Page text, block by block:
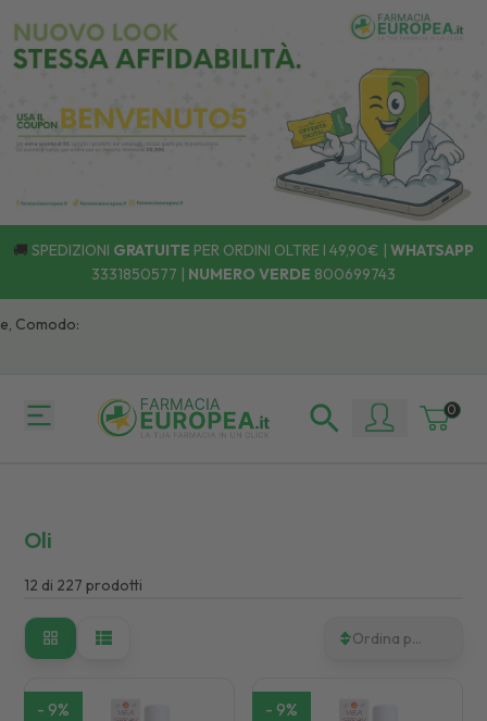
🚚 SPEDIZIONI GRATUITE PER ORDINI OLTRE I 49,90€ | WHATSAPP
3331850577 | NUMERO VERDE 800699743
0
Oli
12 di 227 prodotti
Ordina per
- 9% - 9%